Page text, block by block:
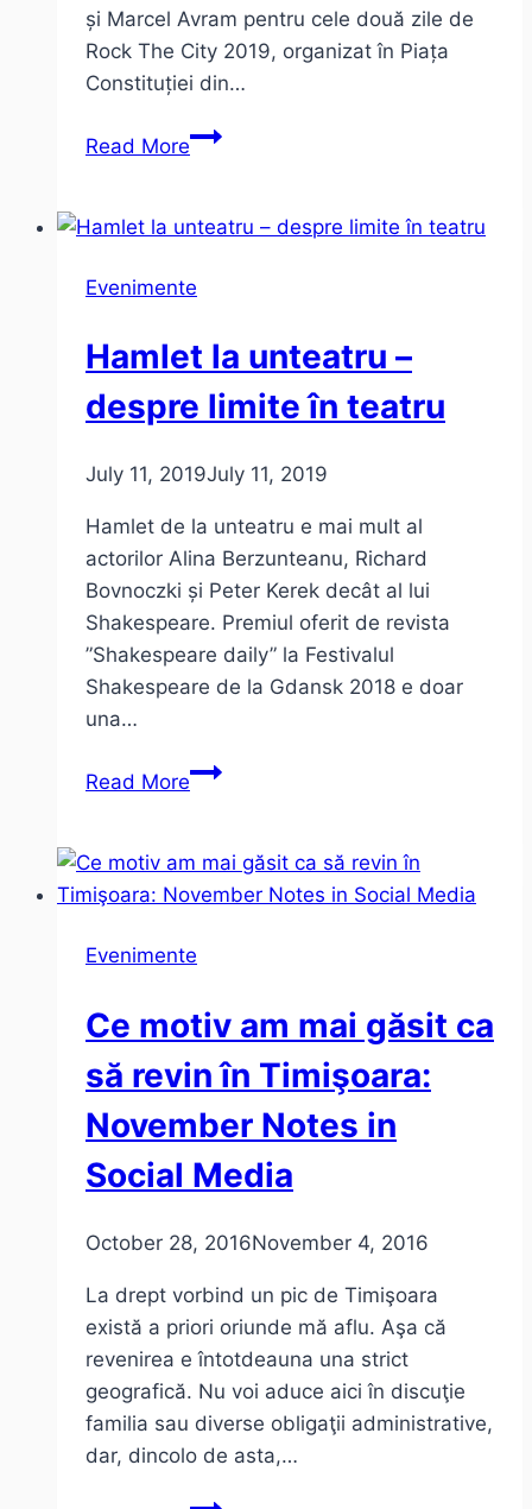
și Marcel Avram pentru cele două zile de
Rock The City 2019, organizat în Piața
Constituției din…
Read MoreBon
The
la
The
City
–
de
concert
Evenimente
Hamlet la unteatru –
despre limite în teatru
July 11, 2019July 11, 2019
Hamlet de la unteatru e mai mult al
actorilor Alina Berzunteanu, Richard
Bovnoczki și Peter Kerek decât al lui
Shakespeare. Premiul oferit de revista
”Shakespeare daily” la Festivalul
Shakespeare de la Gdansk 2018 e doar
una…
Read MoreHamlet
–
despre
în
Evenimente
Ce motiv am mai găsit ca
să revin în Timişoara:
November Notes in
Social Media
October 28, 2016November 4, 2016
La drept vorbind un pic de Timişoara
există a priori oriunde mă aflu. Aşa că
revenirea e întotdeauna una strict
geografică. Nu voi aduce aici în discuţie
familia sau diverse obligaţii administrative,
dar, dincolo de asta,…